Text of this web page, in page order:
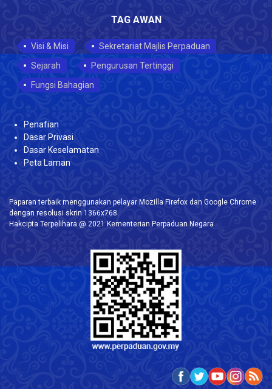
TAG AWAN
Visi & Misi
Sekretariat Majlis Perpaduan
Sejarah
Pengurusan Tertinggi
Fungsi Bahagian
Penafian
Dasar Privasi
Dasar Keselamatan
Peta Laman
Paparan terbaik menggunakan pelayar Mozilla Firefox dan Google Chrome
dengan resolusi skrin 1366x768.
Hakcipta Terpelihara @ 2021 Kementerian Perpaduan Negara